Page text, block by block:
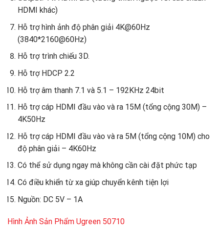
HDMI khác)
Hỗ trợ hình ảnh độ phân giải 4K@60Hz
(3840*2160@60Hz)
Hỗ trợ trình chiếu 3D.
Hỗ trợ HDCP 2.2
Hỗ trợ âm thanh 7.1 và 5.1 – 192KHz 24bit
Hỗ trợ cáp HDMI đầu vào và ra 15M (tổng cộng 30M) –
4K50Hz
Hỗ trợ cáp HDMI đầu vào và ra 5M (tổng cộng 10M) cho
độ phân giải – 4K60Hz
Có thể sử dụng ngay mà không cần cài đặt phức tạp
Có điều khiển từ xa giúp chuyển kênh tiện lợi
Nguồn: DC 5V – 1A
Hình Ảnh Sản Phẩm Ugreen 50710